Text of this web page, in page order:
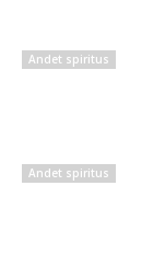
Andet spiritus
Andet spiritus